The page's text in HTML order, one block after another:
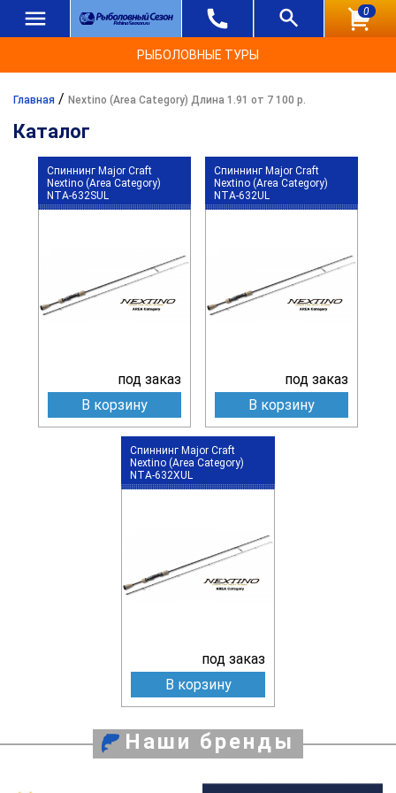
0
РЫБОЛОВНЫЕ ТУРЫ
Главная / Nextino (Area Category) Длина 1.91 от 7 100 р.
Каталог
Спиннинг Major Craft
Nextino (Area Category)
NTA-632SUL
под заказ
В корзину
Спиннинг Major Craft
Nextino (Area Category)
NTA-632UL
под заказ
В корзину
Спиннинг Major Craft
Nextino (Area Category)
NTA-632XUL
под заказ
В корзину
Наши бренды